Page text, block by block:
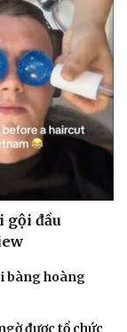
gội đầu
bàng hoàng
được tổ chức